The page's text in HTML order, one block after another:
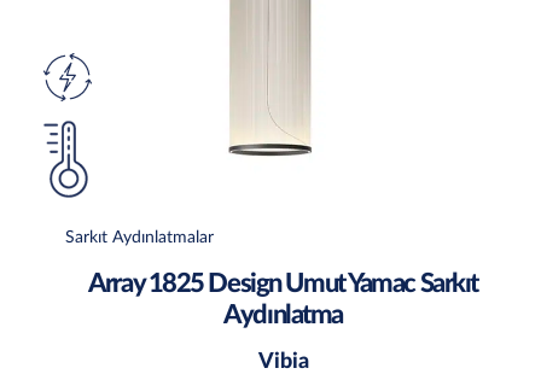
Sarkıt Aydınlatmalar
Array 1825 Design Umut Yamac Sarkıt
Aydınlatma
Vibia